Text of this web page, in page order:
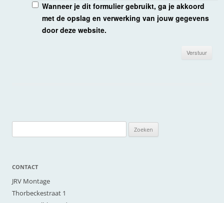
Wanneer je dit formulier gebruikt, ga je akkoord
met de opslag en verwerking van jouw gegevens
door deze website.
naar:
CONTACT
JRV Montage
Thorbeckestraat 1